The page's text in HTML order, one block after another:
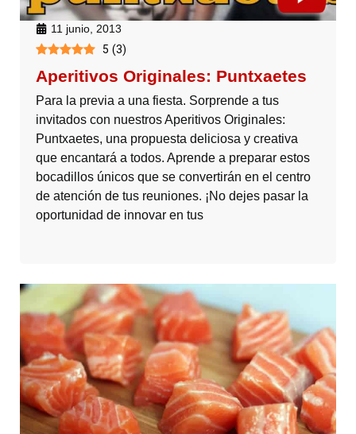
11 junio, 2013
5 (3)
Aperitivos Originales: Puntxaetes
Para la previa a una fiesta. Sorprende a tus
invitados con nuestros Aperitivos Originales:
Puntxaetes, una propuesta deliciosa y creativa
que encantará a todos. Aprende a preparar estos
bocadillos únicos que se convertirán en el centro
de atención de tus reuniones. ¡No dejes pasar la
oportunidad de innovar en tus